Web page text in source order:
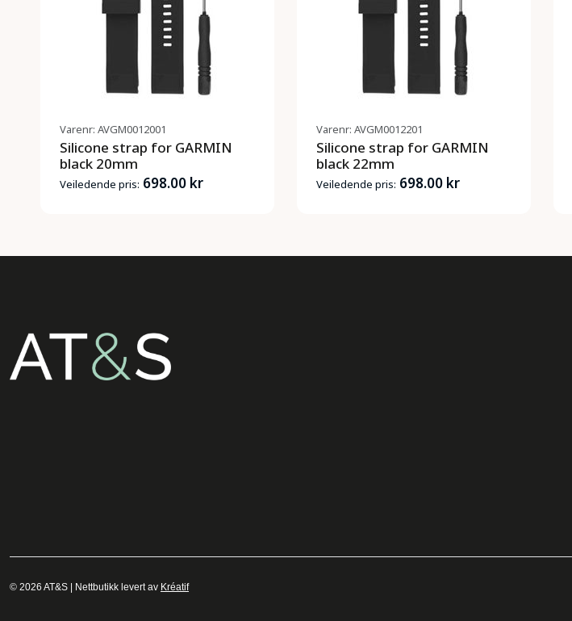
Varenr: AVGM0012001
Silicone strap for GARMIN
black 20mm
Veiledende pris: 698.00 kr
Varenr: AVGM0012201
Silicone strap for GARMIN
black 22mm
Veiledende pris: 698.00 kr
© 2026 AT&S | Nettbutikk levert av Kréatif